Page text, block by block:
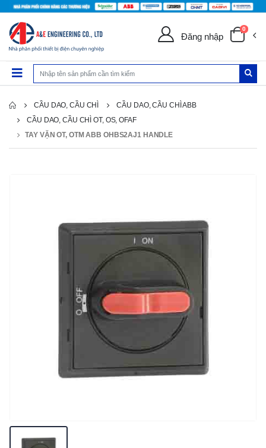
Đăng nhập
0
CẦU DAO, CẦU CHÌ
CẦU DAO, CẦU CHÌ ABB
CẦU DAO, CẦU CHÌ OT, OS, OFAF
TAY VẶN OT, OTM ABB OHBS2AJ1 HANDLE